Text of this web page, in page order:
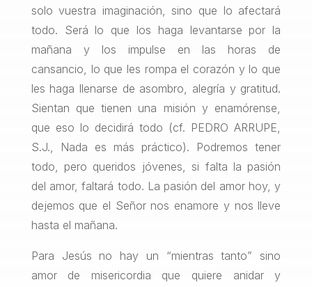
solo vuestra imaginación, sino que lo afectará
todo. Será lo que los haga levantarse por la
mañana y los impulse en las horas de
cansancio, lo que les rompa el corazón y lo que
les haga llenarse de asombro, alegría y gratitud.
Sientan que tienen una misión y enamórense,
que eso lo decidirá todo (cf. PEDRO ARRUPE,
S.J., Nada es más práctico). Podremos tener
todo, pero queridos jóvenes, si falta la pasión
del amor, faltará todo. La pasión del amor hoy, y
dejemos que el Señor nos enamore y nos lleve
hasta el mañana.
Para Jesús no hay un “mientras tanto” sino
amor de misericordia que quiere anidar y